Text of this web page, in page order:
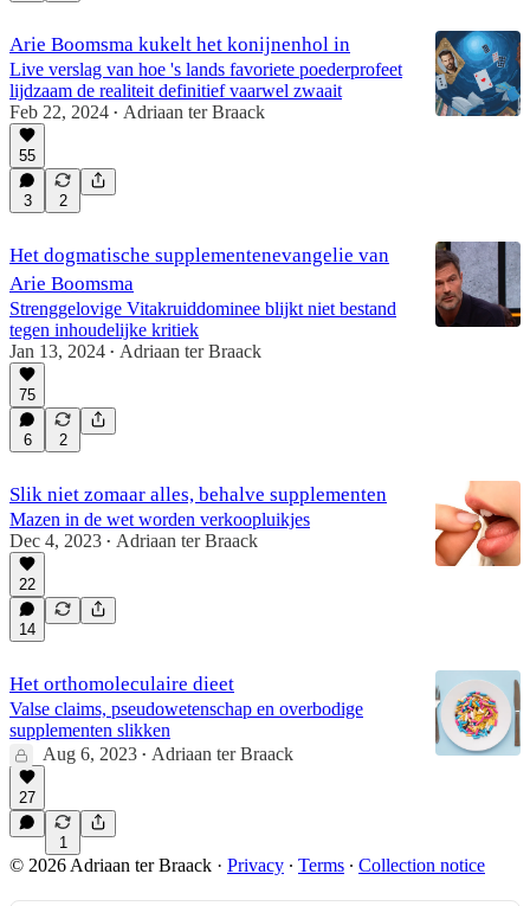
Arie Boomsma kukelt het konijnenhol in
Live verslag van hoe 's lands favoriete poederprofeet
lijdzaam de realiteit definitief vaarwel zwaait
Feb 22, 2024 • Adriaan ter Braack
55
3 2
Het dogmatische supplementenevangelie van
Arie Boomsma
Strenggelovige Vitakruiddominee blijkt niet bestand
tegen inhoudelijke kritiek
Jan 13, 2024 • Adriaan ter Braack
75
6 2
Slik niet zomaar alles, behalve supplementen
Mazen in de wet worden verkoopluikjes
Dec 4, 2023 • Adriaan ter Braack
22
14
Het orthomoleculaire dieet
Valse claims, pseudowetenschap en overbodige
supplementen slikken
Aug 6, 2023 • Adriaan ter Braack
27
1
© 2026 Adriaan ter Braack · Privacy ∙ Terms ∙ Collection notice